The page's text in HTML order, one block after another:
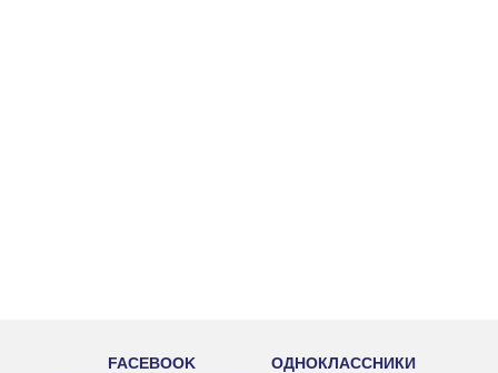
FACEBOOK ОДНОКЛАССНИКИ